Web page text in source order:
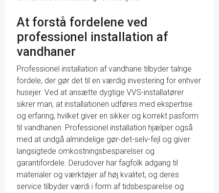
At forstå fordelene ved
professionel installation af
vandhaner
Professionel installation af vandhane tilbyder talrige
fordele, der gør det til en værdig investering for enhver
husejer. Ved at ansætte dygtige VVS-installatører
sikrer man, at installationen udføres med ekspertise
og erfaring, hvilket giver en sikker og korrekt pasform
til vandhanen. Professionel installation hjælper også
med at undgå almindelige gør-det-selv-fejl og giver
langsigtede omkostningsbesparelser og
garantifordele. Derudover har fagfolk adgang til
materialer og værktøjer af høj kvalitet, og deres
service tilbyder værdi i form af tidsbesparelse og